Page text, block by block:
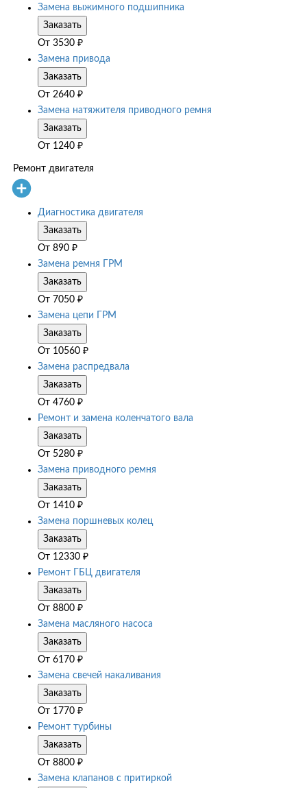
Замена выжимного подшипника
Заказать
От 3530 ₽
Замена привода
Заказать
От 2640 ₽
Замена натяжителя приводного ремня
Заказать
От 1240 ₽
Ремонт двигателя
Диагностика двигателя
Заказать
От 890 ₽
Замена ремня ГРМ
Заказать
От 7050 ₽
Замена цепи ГРМ
Заказать
От 10560 ₽
Замена распредвала
Заказать
От 4760 ₽
Ремонт и замена коленчатого вала
Заказать
От 5280 ₽
Замена приводного ремня
Заказать
От 1410 ₽
Замена поршневых колец
Заказать
От 12330 ₽
Ремонт ГБЦ двигателя
Заказать
От 8800 ₽
Замена масляного насоса
Заказать
От 6170 ₽
Замена свечей накаливания
Заказать
От 1770 ₽
Ремонт турбины
Заказать
От 8800 ₽
Замена клапанов с притиркой